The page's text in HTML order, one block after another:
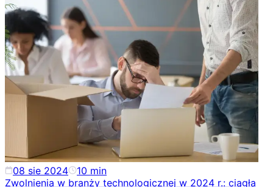
08 sie 2024 10 min
Zwolnienia w branży technologicznej w 2024 r.: ciągła